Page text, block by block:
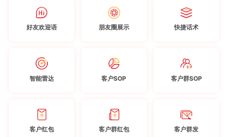
好友欢迎语 朋友圈展示 快捷话术
智能雷达 客户SOP 客户群SOP
客户红包 客户群红包 客户群发